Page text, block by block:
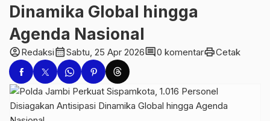
Dinamika Global hingga
Agenda Nasional
account_circleRedaksicalendar_monthSabtu, 25 Apr 2026comment0 komentarprintCetak